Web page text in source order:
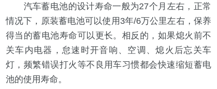
汽车蓄电池的设计寿命一般为27个月左右，正常
情况下，原装蓄电池可以使用3年/6万公里左右，保养
得当的蓄电池寿命可以更长。相反的，如果熄火前不
关车内电器，怠速时开音响、空调、熄火后忘关车
灯，频繁错误打火等不良用车习惯都会快速缩短蓄电
池的使用寿命。